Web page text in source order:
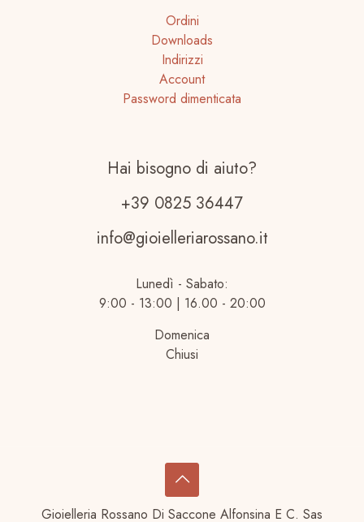
Ordini
Downloads
Indirizzi
Account
Password dimenticata
Hai bisogno di aiuto?
+39 0825 36447
info@gioielleriarossano.it
Lunedì - Sabato:
9:00 - 13:00 | 16.00 - 20:00
Domenica
Chiusi
Gioielleria Rossano Di Saccone Alfonsina E C. Sas